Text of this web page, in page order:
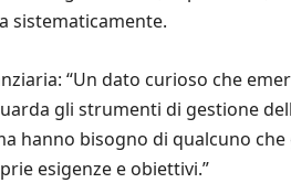
sistematicamente.
“Un dato curioso che
gli strumenti di gestione
hanno bisogno di qualcuno
esigenze e obiettivi.”